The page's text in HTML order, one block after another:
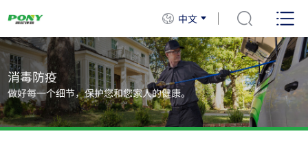
中文
消毒防疫
做好每一个细节，保护您和您家人的健康。